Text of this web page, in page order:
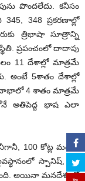
పొందలేదు. కనీసం
348 ప్రకరణాల్లో
త్రిభాషా సూత్రాన్ని
ప్రపంచంలో దాదాపు
11 దేశాల్లో మాత్రమే
అంటే 5శాతం దేశాల్లో
4 శాతం మాత్రమే
అతిపెద్ద భాష ఎలా
100 కోట్ల మందికి
స్పానిష్, 5వ
ఉంది. అయినా మనదేశంలో